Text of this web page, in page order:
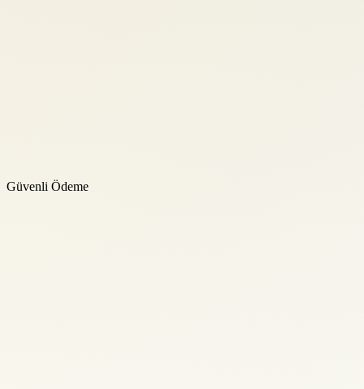
Güvenli Ödeme